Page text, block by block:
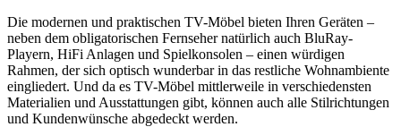
Die modernen und praktischen TV-Möbel bieten Ihren Geräten –
neben dem obligatorischen Fernseher natürlich auch BluRay-
Playern, HiFi Anlagen und Spielkonsolen – einen würdigen
Rahmen, der sich optisch wunderbar in das restliche Wohnambiente
eingliedert. Und da es TV-Möbel mittlerweile in verschiedensten
Materialien und Ausstattungen gibt, können auch alle Stilrichtungen
und Kundenwünsche abgedeckt werden.